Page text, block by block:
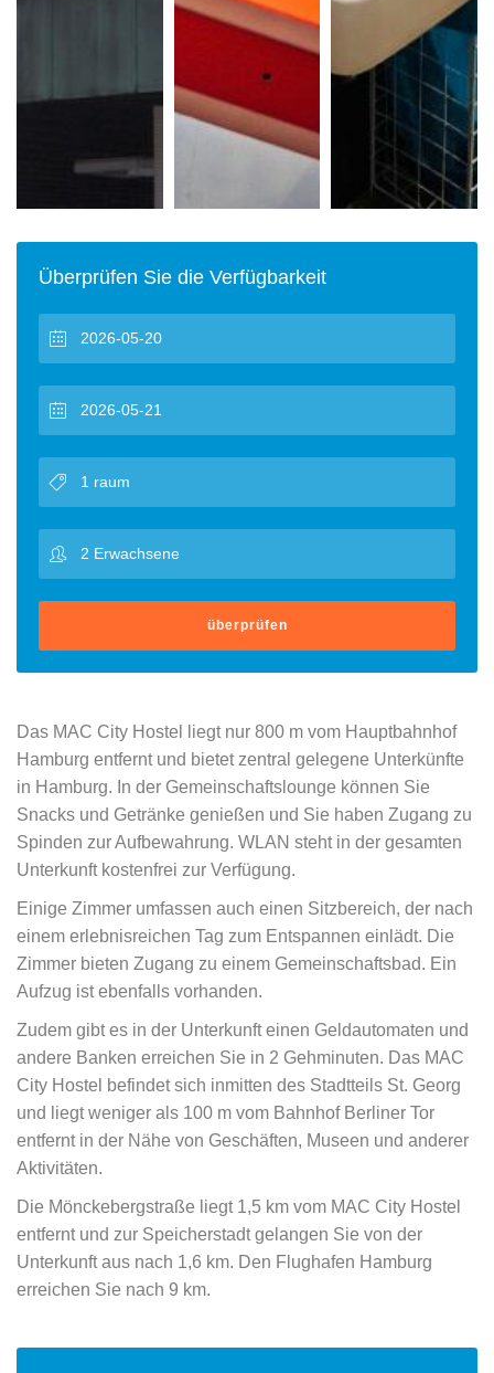
Überprüfen Sie die Verfügbarkeit
überprüfen
Das MAC City Hostel liegt nur 800 m vom Hauptbahnhof
Hamburg entfernt und bietet zentral gelegene Unterkünfte
in Hamburg. In der Gemeinschaftslounge können Sie
Snacks und Getränke genießen und Sie haben Zugang zu
Spinden zur Aufbewahrung. WLAN steht in der gesamten
Unterkunft kostenfrei zur Verfügung.
Einige Zimmer umfassen auch einen Sitzbereich, der nach
einem erlebnisreichen Tag zum Entspannen einlädt. Die
Zimmer bieten Zugang zu einem Gemeinschaftsbad. Ein
Aufzug ist ebenfalls vorhanden.
Zudem gibt es in der Unterkunft einen Geldautomaten und
andere Banken erreichen Sie in 2 Gehminuten. Das MAC
City Hostel befindet sich inmitten des Stadtteils St. Georg
und liegt weniger als 100 m vom Bahnhof Berliner Tor
entfernt in der Nähe von Geschäften, Museen und anderer
Aktivitäten.
Die Mönckebergstraße liegt 1,5 km vom MAC City Hostel
entfernt und zur Speicherstadt gelangen Sie von der
Unterkunft aus nach 1,6 km. Den Flughafen Hamburg
erreichen Sie nach 9 km.